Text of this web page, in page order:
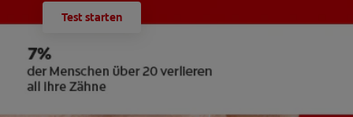
Test starten